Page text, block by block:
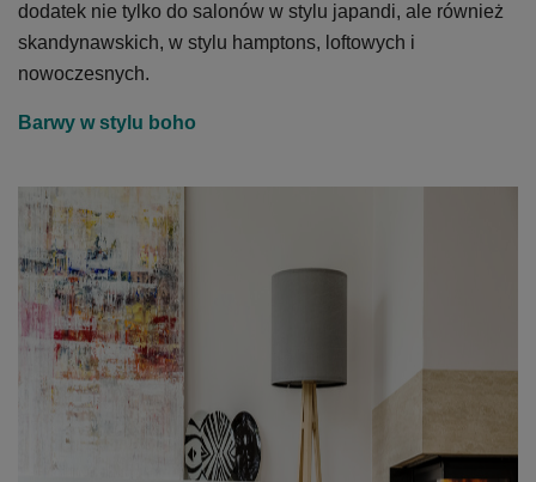
dodatek nie tylko do salonów w stylu japandi, ale również
skandynawskich, w stylu hamptons, loftowych i
nowoczesnych.
Barwy w stylu boho